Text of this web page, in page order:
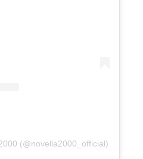
(@novella2000_official)